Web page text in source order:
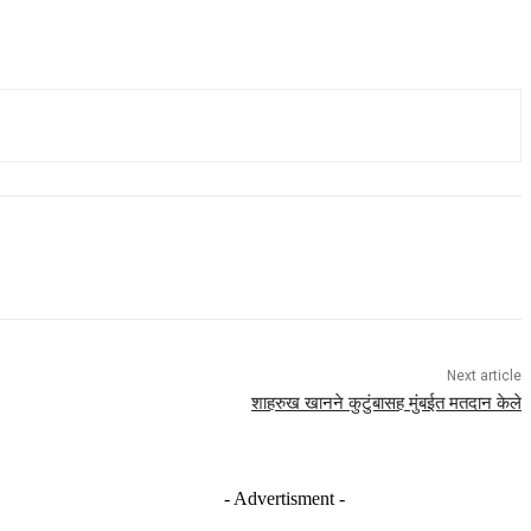
Next article
शाहरुख खानने कुटुंबासह मुंबईत मतदान केले
- Advertisment -